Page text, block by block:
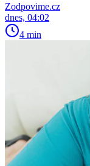
Zodpovime.cz
dnes, 04:02
4 min